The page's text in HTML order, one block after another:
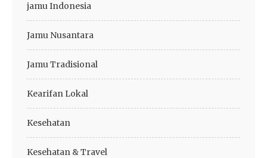
jamu Indonesia
Jamu Nusantara
Jamu Tradisional
Kearifan Lokal
Kesehatan
Kesehatan & Travel